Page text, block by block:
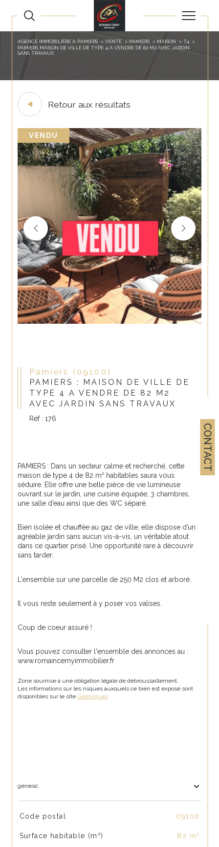
CONTACT
AGENCE IMMOBILIÈRE À PAMIERS VENTE PAMIERS MAISON
T4
PAMIERS MAISON DE VILLE DE TYPE 4 A VENDRE DE 82 M2 AVEC JARDIN
SANS TRAVAUX
Retour aux résultats
VENDU
Pamiers (09100)
PAMIERS : MAISON DE VILLE DE
TYPE 4 A VENDRE DE 82 M2
AVEC JARDIN SANS TRAVAUX
Réf : 176
PAMIERS : Dans un secteur calme et recherché, cette
maison de type 4 de 82 m² habitables saura vous
séduire. Elle offre une belle pièce de vie lumineuse
ouvrant sur le jardin, une cuisine équipée, 3 chambres,
une salle d’eau ainsi que des WC séparé.
Bien isolée et chauffée au gaz de ville, elle dispose d’un
agréable jardin sans aucun vis-à-vis, un véritable atout
dans ce quartier prisé. Une opportunité rare à découvrir
sans tarder.
L'ensemble sur une parcelle de 250 M2 clos et arboré.
Il vous reste seulement à y poser vos valises.
Coup de coeur assuré !
Vous pouvez consulter l'ensemble des annonces au :
www.romaincernyimmobilier.fr
Zone soumise à une obligation légale de débroussaillement.
Les informations sur les risques auxquels ce bien est exposé sont
disponibles sur le site Géorisques
général
TRAD_SIROCCO_Caracteristique
Code postal 09100
Surface habitable (m²) 82 m²